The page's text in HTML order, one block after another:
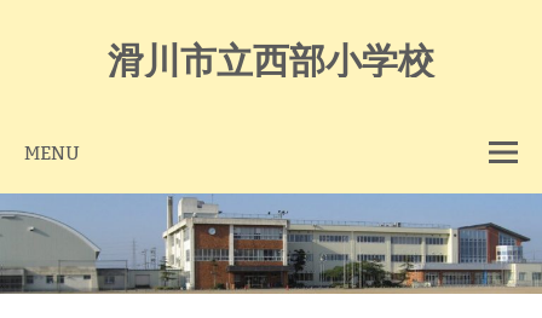
滑川市立西部小学校
MENU